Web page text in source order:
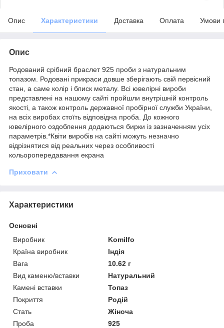
Опис Характеристики Доставка Оплата Умови
Опис
Родований срібний браслет 925 проби з натуральним
топазом. Родовані прикраси довше зберігають свій первісний
стан, а саме колір і блиск металу. Всі ювелірні вироби
представлені на нашому сайті пройшли внутрішній контроль
якості, а також контроль державної пробірної служби України,
на всіх виробах стоїть відповідна проба. До кожного
ювелірного оздоблення додаються бирки із зазначенням усіх
параметрів.*Квіти виробів на сайті можуть незначно
відрізнятися від реальних через особливості
кольоропередавання екрана
Приховати
Характеристики
Основні
Виробник
Komilfo
Країна виробник
Індія
Вага
10.62 г
Вид каменю/вставки
Натуральний
Камені вставки
Топаз
Покриття
Родій
Стать
Жіноча
Проба
925